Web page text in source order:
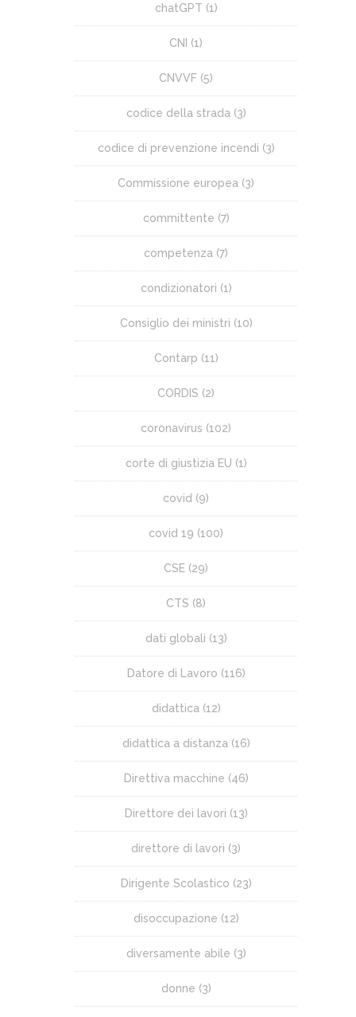
chatGPT (1)
CNI (1)
CNVVF (5)
codice della strada (3)
codice di prevenzione incendi (3)
Commissione europea (3)
committente (7)
competenza (7)
condizionatori (1)
Consiglio dei ministri (10)
Contarp (11)
CORDIS (2)
coronavirus (102)
corte di giustizia EU (1)
covid (9)
covid 19 (100)
CSE (29)
CTS (8)
dati globali (13)
Datore di Lavoro (116)
didattica (12)
didattica a distanza (16)
Direttiva macchine (46)
Direttore dei lavori (13)
direttore di lavori (3)
Dirigente Scolastico (23)
disoccupazione (12)
diversamente abile (3)
donne (3)